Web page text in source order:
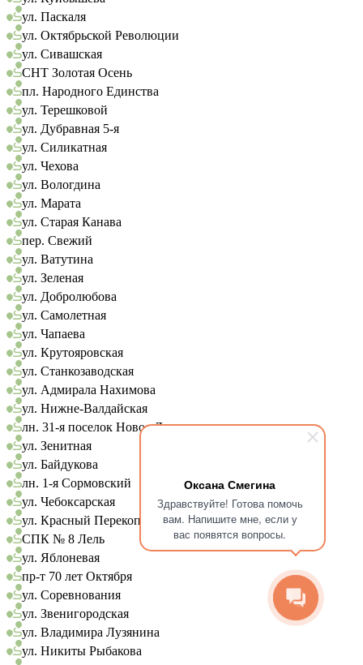
Оксана Смегина
Здравствуйте! Готова помочь
вам. Напишите мне, если у
вас появятся вопросы.
ул. Паскаля
ул. Октябрьской Революции
ул. Сивашская
СНТ Золотая Осень
пл. Народного Единства
ул. Терешковой
ул. Дубравная 5-я
ул. Силикатная
ул. Чехова
ул. Вологдина
ул. Марата
ул. Старая Канава
пер. Свежий
ул. Ватутина
ул. Зеленая
ул. Добролюбова
ул. Самолетная
ул. Чапаева
ул. Крутояровская
ул. Станкозаводская
ул. Адмирала Нахимова
ул. Нижне-Валдайская
лн. 31-я поселок Новое Доскино
ул. Зенитная
ул. Байдукова
лн. 1-я Сормовский
ул. Чебоксарская
ул. Красный Перекоп
СПК № 8 Лель
ул. Яблоневая
пр-т 70 лет Октября
ул. Соревнования
ул. Звенигородская
ул. Владимира Лузянина
ул. Никиты Рыбакова